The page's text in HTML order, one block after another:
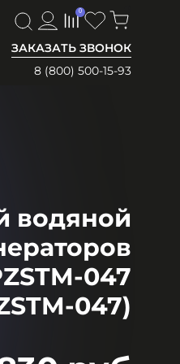
ЗАКАЗАТЬ ЗВОНОК
8 (800) 500-15-93
0
водяной
047
047)